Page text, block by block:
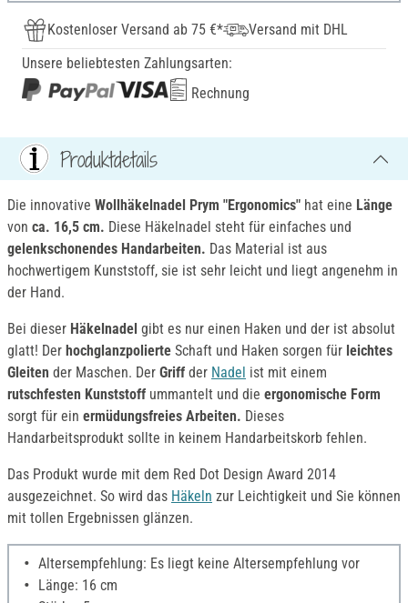
Kostenloser Versand ab 75 €*
Versand mit DHL
Unsere beliebtesten Zahlungsarten:
Rechnung
Produktdetails
Die innovative Wollhäkelnadel Prym "Ergonomics" hat eine Länge
von ca. 16,5 cm. Diese Häkelnadel steht für einfaches und
gelenkschonendes Handarbeiten. Das Material ist aus
hochwertigem Kunststoff, sie ist sehr leicht und liegt angenehm in
der Hand.
Bei dieser Häkelnadel gibt es nur einen Haken und der ist absolut
glatt! Der hochglanzpolierte Schaft und Haken sorgen für leichtes
Gleiten der Maschen. Der Griff der Nadel ist mit einem
rutschfesten Kunststoff ummantelt und die ergonomische Form
sorgt für ein ermüdungsfreies Arbeiten. Dieses
Handarbeitsprodukt sollte in keinem Handarbeitskorb fehlen.
Das Produkt wurde mit dem Red Dot Design Award 2014
ausgezeichnet. So wird das Häkeln zur Leichtigkeit und Sie können
mit tollen Ergebnissen glänzen.
Altersempfehlung: Es liegt keine Altersempfehlung vor
Länge: 16 cm